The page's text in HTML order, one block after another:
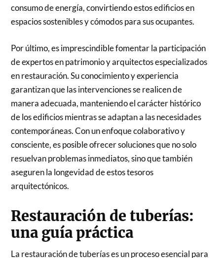
consumo de energía, convirtiendo estos edificios en
espacios sostenibles y cómodos para sus ocupantes.
Por último, es imprescindible fomentar la participación
de expertos en patrimonio y arquitectos especializados
en restauración. Su conocimiento y experiencia
garantizan que las intervenciones se realicen de
manera adecuada, manteniendo el carácter histórico
de los edificios mientras se adaptan a las necesidades
contemporáneas. Con un enfoque colaborativo y
consciente, es posible ofrecer soluciones que no solo
resuelvan problemas inmediatos, sino que también
aseguren la longevidad de estos tesoros
arquitectónicos.
Restauración de tuberías:
una guía práctica
La restauración de tuberías es un proceso esencial para